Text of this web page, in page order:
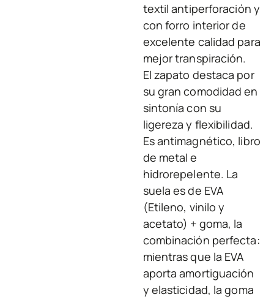
textil antiperforación y
con forro interior de
excelente calidad para
mejor transpiración.
El zapato destaca por
su gran comodidad en
sintonía con su
ligereza y flexibilidad.
Es antimagnético, libro
de metal e
hidrorepelente. La
suela es de EVA
(Etileno, vinilo y
acetato) + goma, la
combinación perfecta:
mientras que la EVA
aporta amortiguación
y elasticidad, la goma